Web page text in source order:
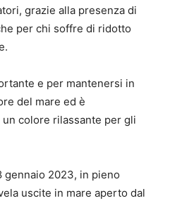
grazie alla presenza di
per chi soffre di ridotto
e per mantenersi in
del mare ed è
colore rilassante per gli
gennaio 2023, in pieno
uscite in mare aperto dal